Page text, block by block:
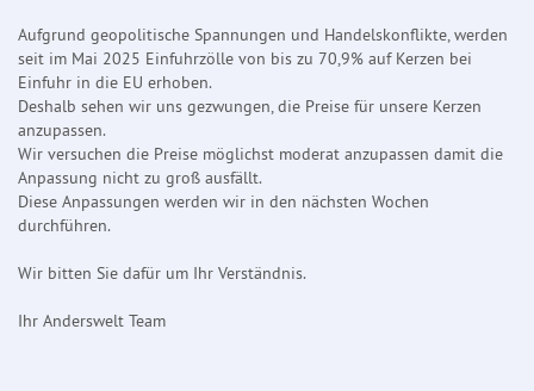
Aufgrund geopolitische Spannungen und Handelskonflikte, werden
seit im Mai 2025 Einfuhrzölle von bis zu 70,9% auf Kerzen bei
Einfuhr in die EU erhoben.
Deshalb sehen wir uns gezwungen, die Preise für unsere Kerzen
anzupassen.
Wir versuchen die Preise möglichst moderat anzupassen damit die
Anpassung nicht zu groß ausfällt.
Diese Anpassungen werden wir in den nächsten Wochen
durchführen.
Wir bitten Sie dafür um Ihr Verständnis.
Ihr Anderswelt Team